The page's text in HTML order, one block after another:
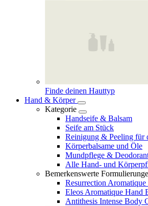
Finde deinen Hauttyp
Hand & Körper
Kategorie
Handseife & Balsam
Seife am Stück
Reinigung & Peeling für
Körperbalsame und Öle
Mundpflege &
Alle Hand- und
Bemerkenswerte
Resurrection Aromatique
Eleos Aromatique Hand
Antithesis Intense Body